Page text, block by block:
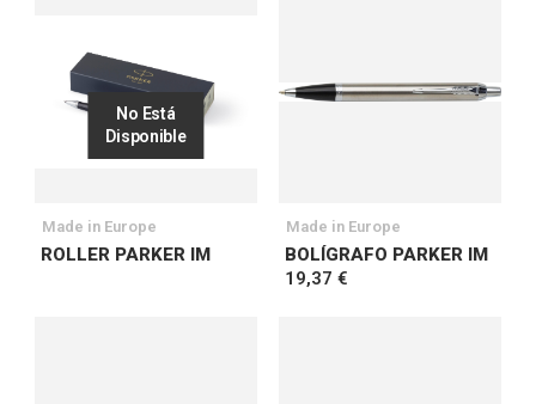
No Está
Disponible
Made in Europe
ROLLER PARKER IM
Made in Europe
BOLÍGRAFO PARKER IM
19,37 €